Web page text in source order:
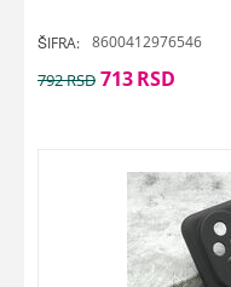
ŠIFRA: 8600412976546
792RSD 713RSD